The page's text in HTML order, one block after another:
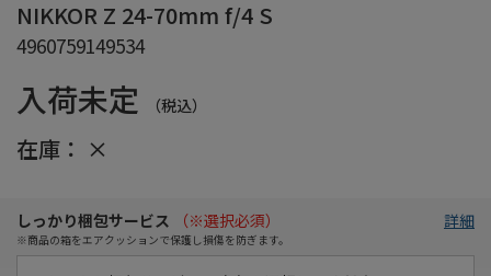
NIKKOR Z 24-70mm f/4 S
4960759149534
入荷未定 （税込）
在庫： ×
しっかり梱包サービス （※選択必須）
※商品の箱をエアクッションで保護し損傷を防ぎます。
詳細